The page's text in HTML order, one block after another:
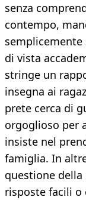
senza
contempo,
di vista
stringe un
insegna ai
prete cerca di
orgoglioso per
insiste nel
famiglia. In
questione della
risposte facili o